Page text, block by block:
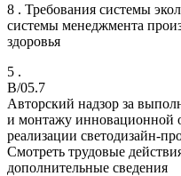
8 . Требования системы
системы менеджмента
здоровья
5 .
B/05.7
Авторский надзор за
и монтажу инновационной
реализации светодизайн-
Смотреть трудовые
дополнительные сведения